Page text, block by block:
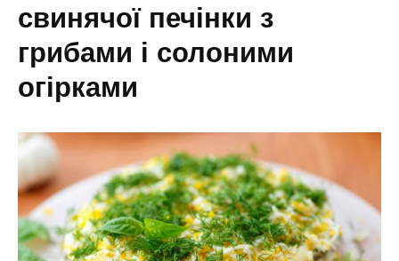
свинячої печінки з
грибами і солоними
огірками